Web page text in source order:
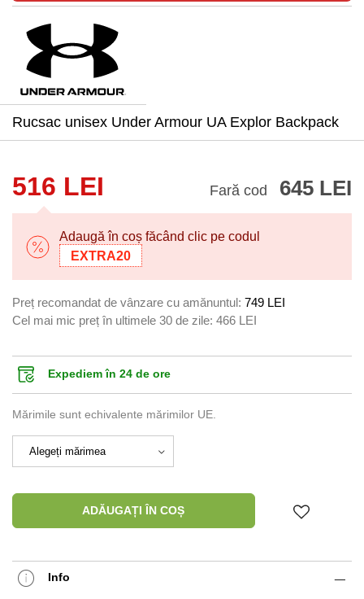
Rucsac unisex Under Armour UA Explor Backpack
516 LEI Fară cod 645 LEI
Adaugă în coș făcând clic pe codul
EXTRA20
Preț recomandat de vânzare cu amănuntul: 749 LEI
Cel mai mic preț în ultimele 30 de zile: 466 LEI
Expediem în 24 de ore
Mărimile sunt echivalente mărimilor UE.
ADĂUGAȚI ÎN COȘ
Info